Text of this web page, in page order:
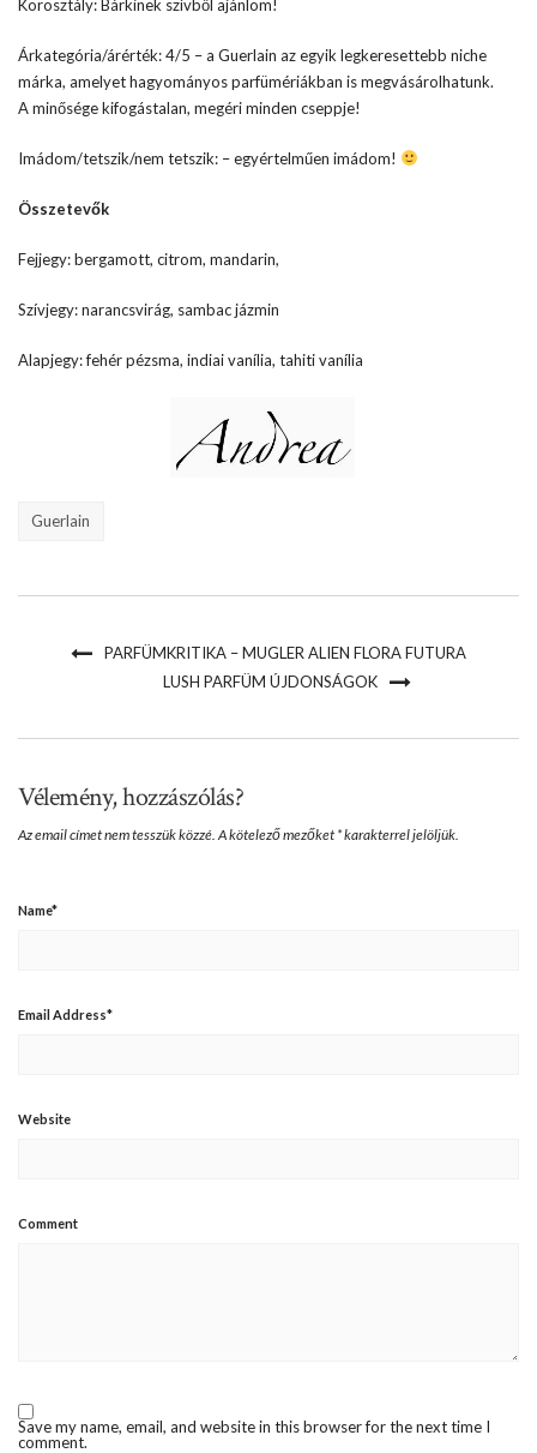
Korosztály: Bárkinek szívből ajánlom!
Árkategória/árérték: 4/5 – a Guerlain az egyik legkeresettebb niche
márka, amelyet hagyományos parfümériákban is megvásárolhatunk.
A minősége kifogástalan, megéri minden cseppje!
Imádom/tetszik/nem tetszik: – egyértelműen imádom!
Összetevők
Fejjegy: bergamott, citrom, mandarin,
Szívjegy: narancsvirág, sambac jázmin
Alapjegy: fehér pézsma, indiai vanília, tahiti vanília
Guerlain
PARFÜMKRITIKA – MUGLER ALIEN FLORA FUTURA
LUSH PARFÜM ÚJDONSÁGOK
Vélemény, hozzászólás?
Az email címet nem tesszük közzé. A kötelező mezőket *karakterrel jelöljük.
Name*
Email Address*
Website
Comment
Save my name, email, and website in this browser for the next time I
comment.